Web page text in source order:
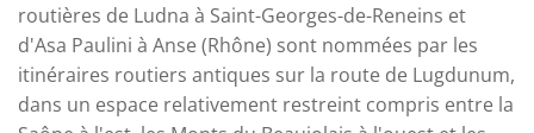
routières de Ludna à Saint-Georges-de-Reneins et
d'Asa Paulini à Anse (Rhône) sont nommées par les
itinéraires routiers antiques sur la route de Lugdunum,
dans un espace relativement restreint compris entre la